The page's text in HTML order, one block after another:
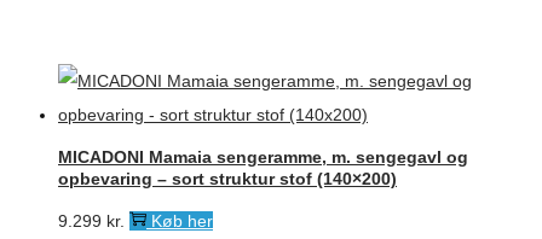
MICADONI Mamaia sengeramme, m. sengegavl og
opbevaring – sort struktur stof (140×200)
9.299 kr. Køb her